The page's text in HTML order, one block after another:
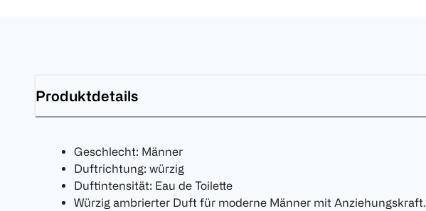
Produktdetails
Geschlecht: Männer
Duftrichtung: würzig
Duftintensität: Eau de Toilette
Würzig ambrierter Duft für moderne Männer mit Anziehungskraft.